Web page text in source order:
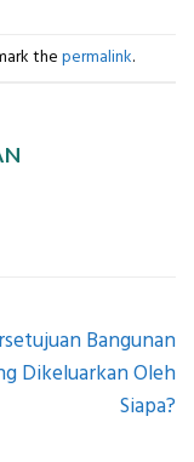
the permalink.
Bangunan
Dikeluarkan Oleh
Siapa?